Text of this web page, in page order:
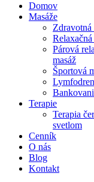
Domov
Masáže
Zdravotná
Relaxačná
Párová
masáž
Športová
Terapie
Terapia
svetlom
Cenník
O nás
Blog
Kontakt